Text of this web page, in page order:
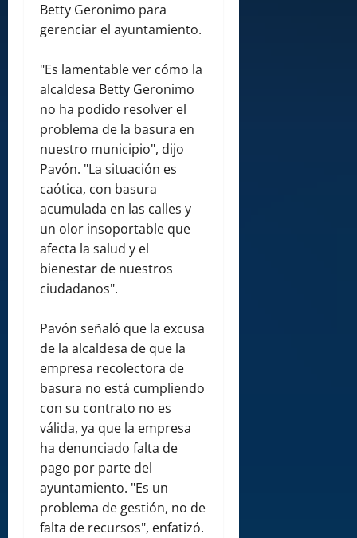
Betty Geronimo para
gerenciar el ayuntamiento.
"Es lamentable ver cómo la
alcaldesa Betty Geronimo
no ha podido resolver el
problema de la basura en
nuestro municipio", dijo
Pavón. "La situación es
caótica, con basura
acumulada en las calles y
un olor insoportable que
afecta la salud y el
bienestar de nuestros
ciudadanos".
Pavón señaló que la excusa
de la alcaldesa de que la
empresa recolectora de
basura no está cumpliendo
con su contrato no es
válida, ya que la empresa
ha denunciado falta de
pago por parte del
ayuntamiento. "Es un
problema de gestión, no de
falta de recursos", enfatizó.